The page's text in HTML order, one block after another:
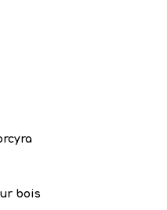
bois